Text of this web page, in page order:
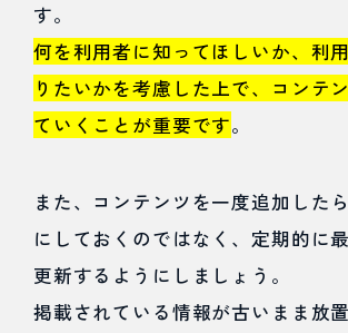
す。
何を利用者に知ってほしいか、利
りたいかを考慮した上で、コンテ
ていくことが重要です。
また、コンテンツを一度追加した
にしておくのではなく、定期的に
更新するようにしましょう。
掲載されている情報が古いまま放置